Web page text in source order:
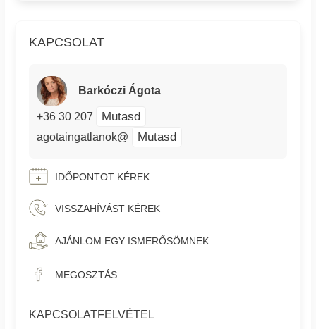
KAPCSOLAT
Barkóczi Ágota
+36 30 207 Mutasd
agotaingatlanok@ Mutasd
IDŐPONTOT KÉREK
VISSZAHÍVÁST KÉREK
AJÁNLOM EGY ISMERŐSÖMNEK
MEGOSZTÁS
KAPCSOLATFELVÉTEL